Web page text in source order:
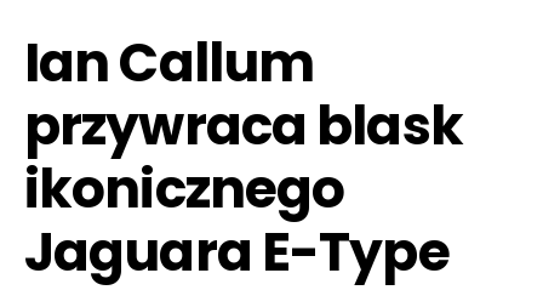
Ian Callum
przywraca blask
ikonicznego
Jaguara E-Type